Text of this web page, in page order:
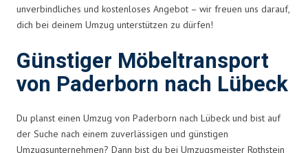
unverbindliches und kostenloses Angebot – wir freuen uns darauf,
dich bei deinem Umzug unterstützen zu dürfen!
Günstiger Möbeltransport
von Paderborn nach Lübeck
Du planst einen Umzug von Paderborn nach Lübeck und bist auf
der Suche nach einem zuverlässigen und günstigen
Umzugsunternehmen? Dann bist du bei Umzugsmeister Rothstein